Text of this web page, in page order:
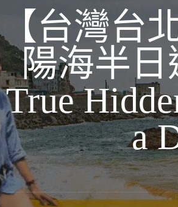
【台灣台
陽海半
True
a